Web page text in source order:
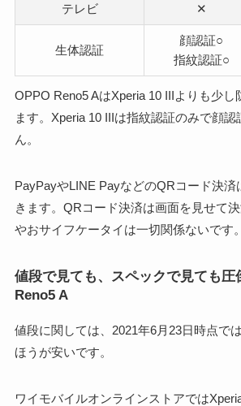
テレビ ✕
生体認証
顔認証○
指紋認証○
OPPO Reno5 AはXperia 10 IIIよりも少し
ます。Xperia 10 IIIは指紋認証のみで顔
ん。
PayPayやLINE PayなどのQRコード決済
きます。QRコード決済は画面を見せて
やおサイフケータイは一切関係ないです。
値段で見ても、スペックで見ても圧
Reno5 A
値段に関しては、2021年6月23日時点で
ほうが安いです。
ワイモバイルオンラインストアでは